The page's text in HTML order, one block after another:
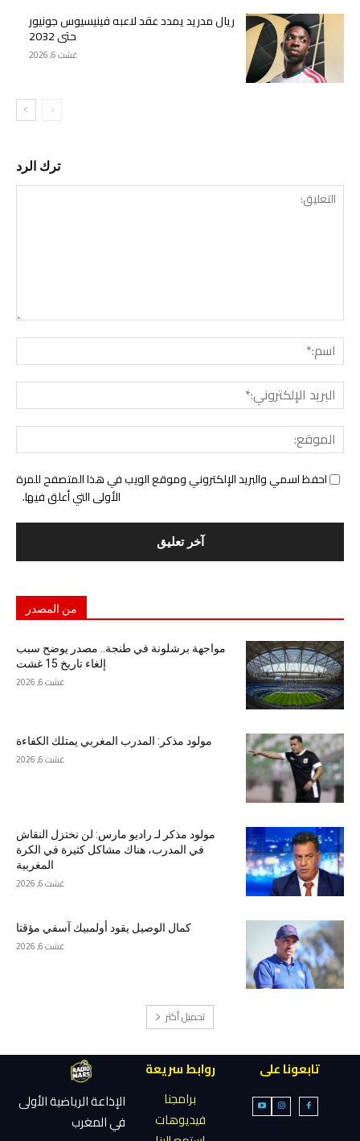
ريال مدريد يمدد عقد لاعبه فينيسيوس جونيور
حتى 2032
غشت 6, 2026
ترك الرد
احفظ اسمي والبريد الإلكتروني وموقع الويب في هذا المتصفح للمرة
الأولى التي أعلق فيها.
من المصدر
مواجهة برشلونة في طنجة.. مصدر يوضح سبب
إلغاء تاريخ 15 غشت
غشت 6, 2026
مولود مذكر: المدرب المغربي يمتلك الكفاءة
غشت 6, 2026
مولود مذكر لـ راديو مارس: لن نختزل النقاش
في المدرب، هناك مشاكل كثيرة في الكرة
المغربية
غشت 6, 2026
كمال الوصيل يقود أولمبيك آسفي مؤقتا
غشت 6, 2026
تحميل أكثر
تابعونا على
روابط سريعة
برامجنا
فيديوهات
الإذاعة الرياضية الأولى
في المغرب